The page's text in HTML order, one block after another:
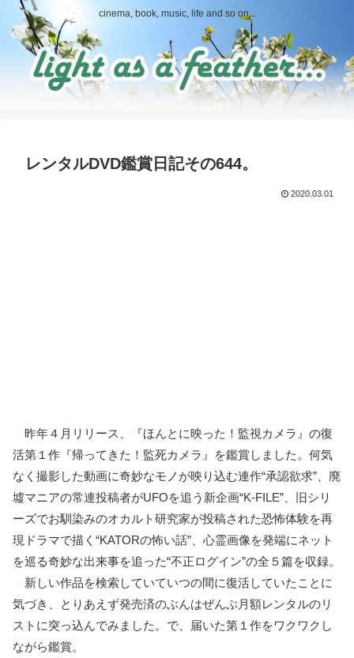
cinema, book, music, life and so on...
レンタルDVD鑑賞日記その644。
2020.03.01
昨年４月リリース、『ほんとに映った！監視カメラ』の復
活第１作『帰ってきた！監死カメラ』を鑑賞しました。何気
なく撮影した動画に奇妙なモノが映り込む連作“承認欲求”、廃
墟マニアの常連投稿者がUFOを追う新企画“K-FILE”、旧シリ
ーズでお馴染みのオカルト研究家が投稿された恐怖体験を再
現ドラマで描く“KATORの怖い話”、心霊画像を発端にネット
を巡る奇妙な出来事を追った“不正ログイン”の全５篇を収録。
新しい作品を検索していていつの間に復活していたことに
気づき、とりあえず発売済のぶんはぜんぶ月額レンタルのリ
ストに突っ込んでみました。で、届いた第１作をワクワクし
ながら鑑賞。